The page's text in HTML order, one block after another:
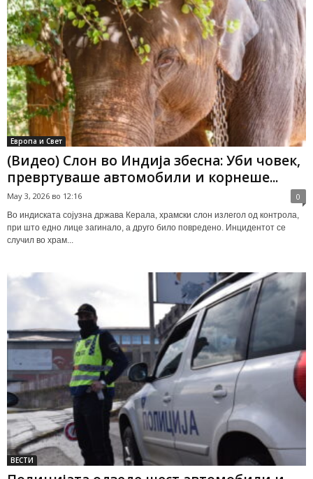
Европа и Свет
(Видео) Слон во Индија збесна: Уби човек,
превртуваше автомобили и корнеше...
May 3, 2026 во 12:16 0
Во индиската сојузна држава Керала, храмски слон излегол од контрола,
при што едно лице загинало, а друго било повредено. Инцидентот се
случил во храм...
ВЕСТИ